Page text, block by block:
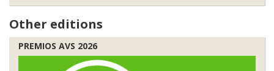
Other editions
PREMIOS AVS 2026